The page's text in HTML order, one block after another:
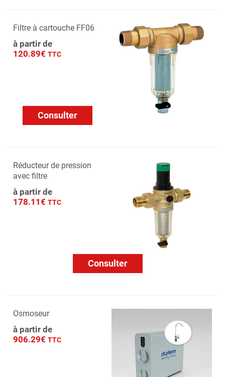
Filtre à cartouche FF06
à partir de
120.89€ TTC
Consulter
Réducteur de pression
avec filtre
à partir de
178.11€ TTC
Consulter
Osmoseur
à partir de
906.29€ TTC